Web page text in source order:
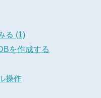
る (1)
を作成する
操作